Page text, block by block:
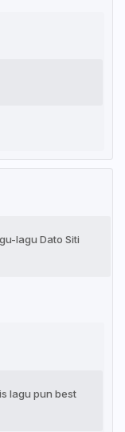
lagu Dato Siti
lagu pun best